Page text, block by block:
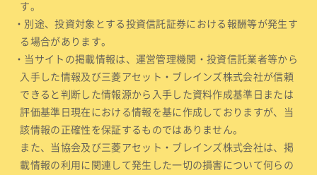
す。
・別途、投資対象とする投資信託証券における報酬等が発生す
る場合があります。
・当サイトの掲載情報は、運営管理機関・投資信託業者等から
入手した情報及び三菱アセット・ブレインズ株式会社が信頼
できると判断した情報源から入手した資料作成基準日または
評価基準日現在における情報を基に作成しておりますが、当
該情報の正確性を保証するものではありません。
また、当協会及び三菱アセット・ブレインズ株式会社は、掲
載情報の利用に関連して発生した一切の損害について何らの